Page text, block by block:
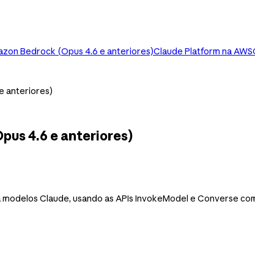
Bedrock (Opus 4.6 e anteriores)Claude Platform na AWS
anteriores)
4.6 e anteriores)
Claude, usando as APIs InvokeModel e Converse